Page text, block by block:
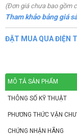
(Đơn giá chưa bao gồm
Tham khảo bảng giá
ĐẶT MUA QUA ĐIỆN
MÔ TẢ SẢN PHẨM
THÔNG SỐ KỸ THUẬT
PHƯƠNG THỨC VẬN
CHỨNG NHẬN HÃNG